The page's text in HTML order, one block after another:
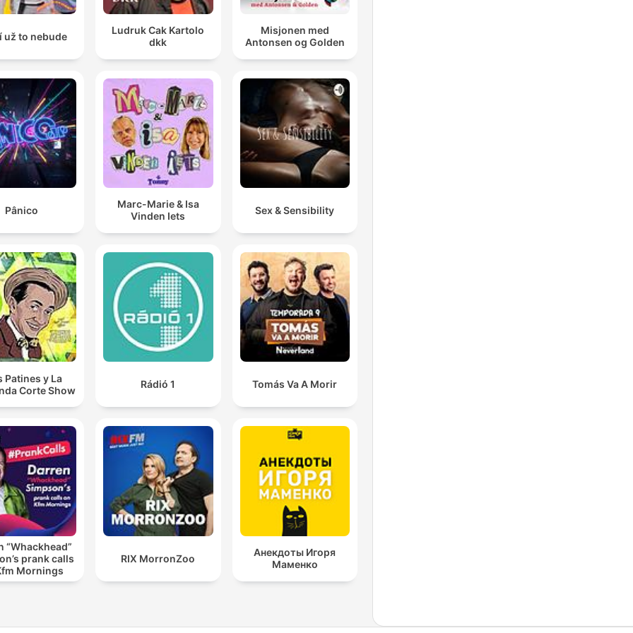
už to nebude
Ludruk Cak Kartolo
dkk
Misjonen med
Antonsen og Golden
Pânico
Marc-Marie & Isa
Vinden Iets
Sex & Sensibility
Patines y La
Corte Show
Rádió 1 Tomás Va A Morir
“Whackhead”
prank calls
Mornings
RIX MorronZoo
Анекдоты Игоря
Маменко